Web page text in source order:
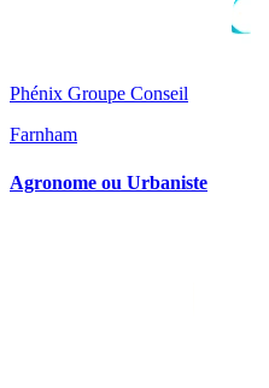
Phénix Groupe Conseil
Farnham
Agronome ou Urbaniste